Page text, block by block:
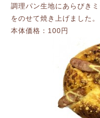
調理パン生地にあらびき
をのせて焼き上げました。
本体価格：100円